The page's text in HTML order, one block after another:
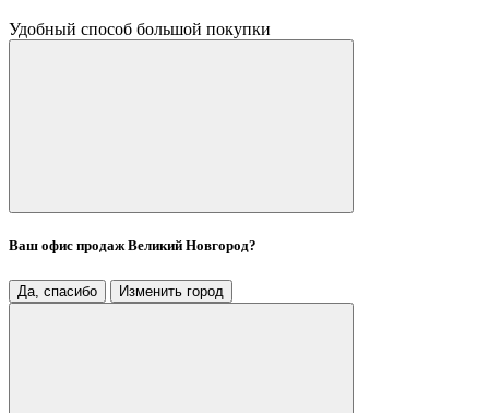
Удобный способ большой покупки
Ваш офис продажВеликий Новгород?
Да, спасибо Изменить город